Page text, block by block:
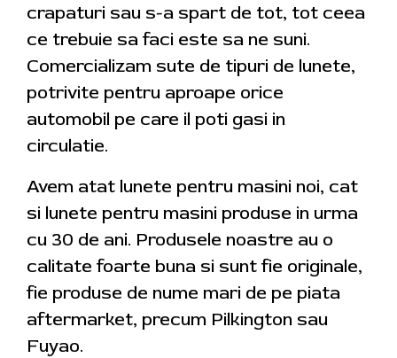
crapaturi sau s-a spart de tot, tot ceea
ce trebuie sa faci este sa ne suni.
Comercializam sute de tipuri de lunete,
potrivite pentru aproape orice
automobil pe care il poti gasi in
circulatie.
Avem atat lunete pentru masini noi, cat
si lunete pentru masini produse in urma
cu 30 de ani. Produsele noastre au o
calitate foarte buna si sunt fie originale,
fie produse de nume mari de pe piata
aftermarket, precum Pilkington sau
Fuyao.